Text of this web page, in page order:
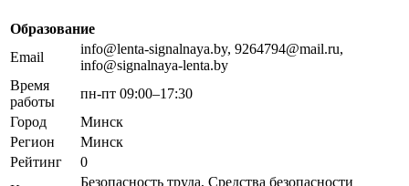
Образование
Email
info@lenta-signalnaya.by, 9264794@mail.ru,
info@signalnaya-lenta.by
Время
работы
пн-пт 09:00–17:30
Город
Минск
Регион
Минск
Рейтинг
0
Безопасность труда, Средства безопасности